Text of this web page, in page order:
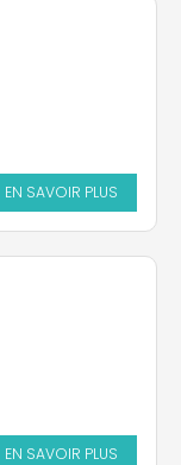
EN SAVOIR PLUS
EN SAVOIR PLUS